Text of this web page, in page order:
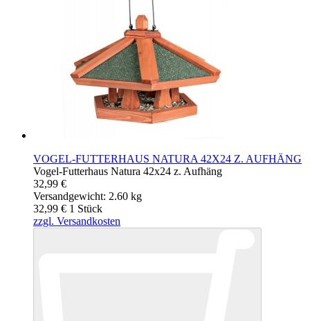
VOGEL-FUTTERHAUS NATURA 42X24 Z. AUFHÄNG
Vogel-Futterhaus Natura 42x24 z. Aufhäng
32,99 €
Versandgewicht: 2.60 kg
32,99 € 1 Stück
zzgl. Versandkosten